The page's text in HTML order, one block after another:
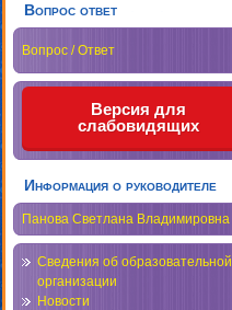
Вопрос ответ
Вопрос / Ответ
Версия для
слабовидящих
Информация о руководителе
Панова Светлана Владимировна
Сведения об образовательной
организации
Новости